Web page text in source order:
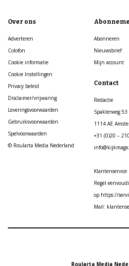
Over ons
Adverteren
Colofon
Cookie informatie
Cookie Instellingen
Privacy beleid
Disclaimer/vrijwaring
Leveringsvoorwaarden
Gebruiksvoorwaarden
Spelvoorwaarden
© Roularta Media Nederland
Abonneren
Nieuwsbrief
Mijn account
Contact
Redactie
Spaklerweg 53
1114 AE
+31 (0)20 –
Klantenservice
Regel
op https://
Mail:
Roularta Media